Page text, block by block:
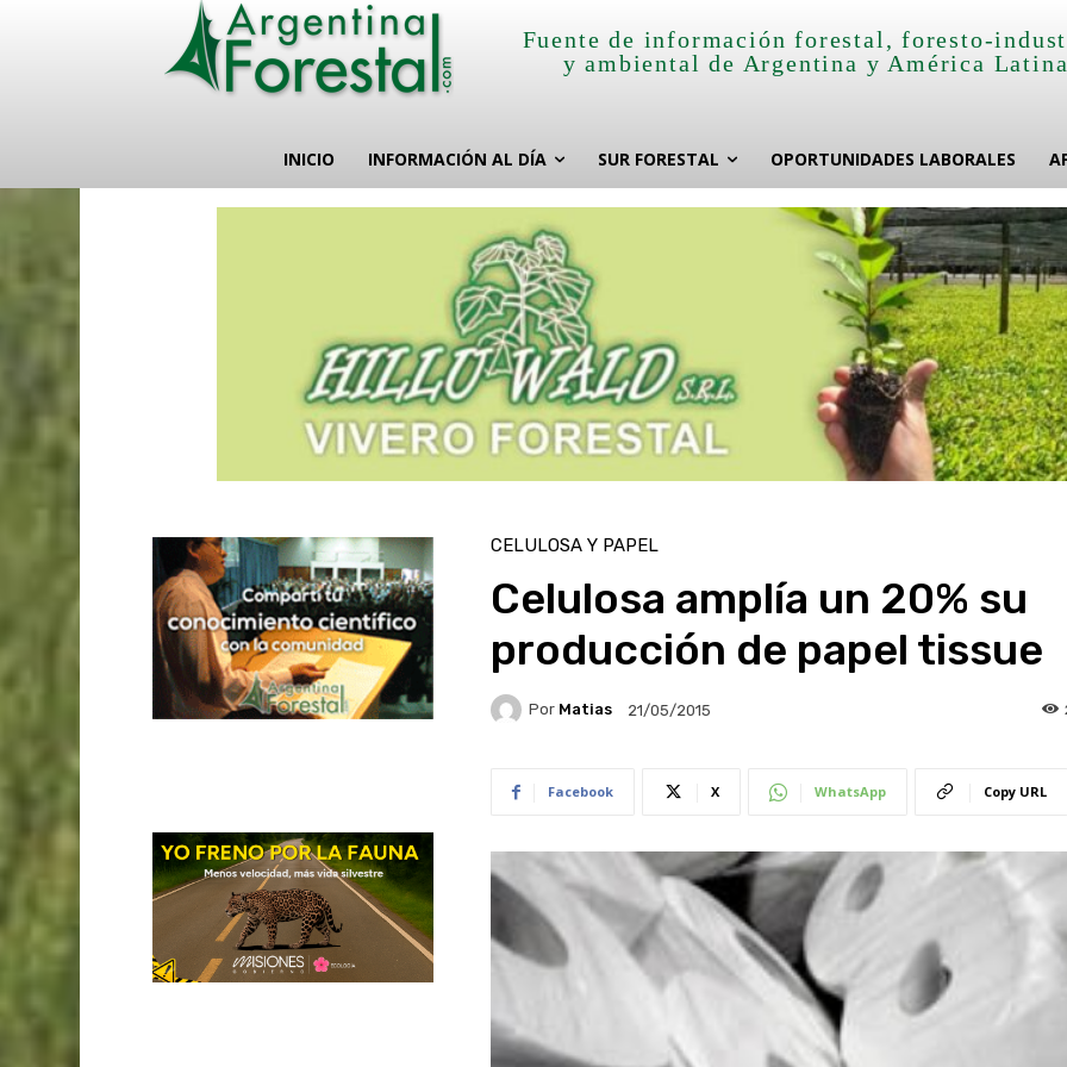
Fuente de información forestal, foresto-
y ambiental de Argentina y América
INICIO INFORMACIÓN AL DÍA SUR FORESTAL OPORTUNIDADES LABORALES
CELULOSA Y PAPEL
Celulosa amplía un 20% su
producción de papel tissue
Por Matias 21/05/2015
Facebook X WhatsApp Copy URL